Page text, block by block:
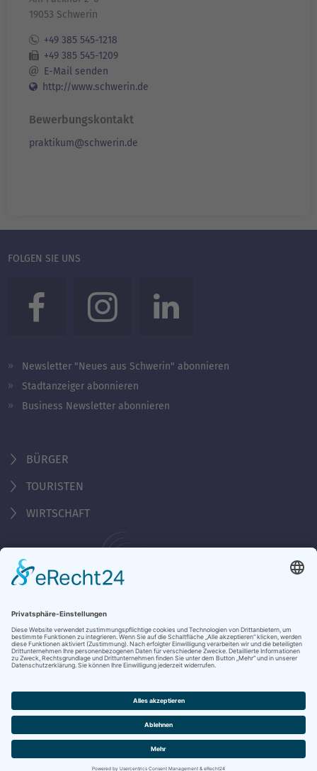
19053 Schwerin
+49 385 545-1218
+49 385 545-1209
E-Mail senden
http://www.schwerin.de
Bewerbungskontakt
praktikum@schwerin.de
FOLGEN SIE UNS
Newsletter "Neues aus Schwerin" abonnieren
Stadtanzeiger abonnieren
Business Newsletter abonnieren
BÜRGER
TOURISTEN
WIRTSCHAFT
Behördennummer 115
KONTAKT
NOTRUFE & HOTLINES
JOBS
STADTANZEIGER
BROSCHÜREN
PRESSE
DATENSCHUTZ